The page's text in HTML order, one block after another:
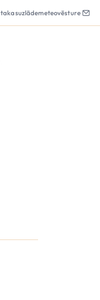
takasuzlādemeteovēsture